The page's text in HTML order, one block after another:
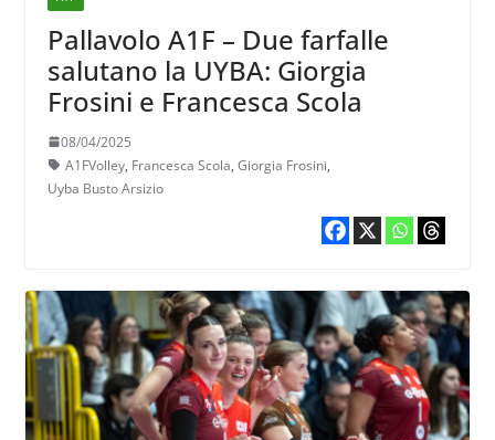
Pallavolo A1F – Due farfalle
salutano la UYBA: Giorgia
Frosini e Francesca Scola
08/04/2025
A1FVolley, Francesca Scola, Giorgia Frosini,
Uyba Busto Arsizio